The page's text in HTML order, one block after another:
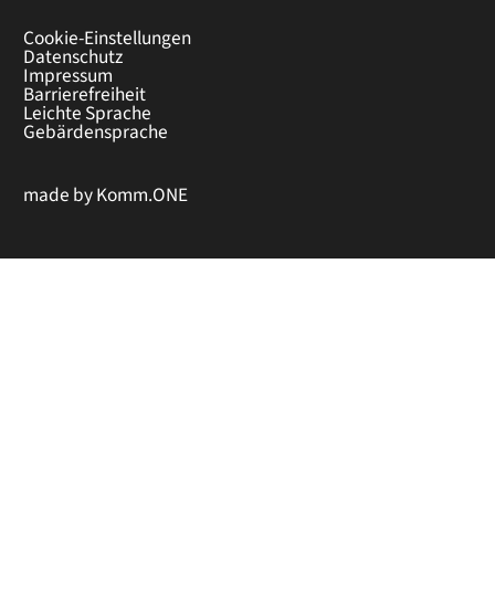
Cookie-Einstellungen
Datenschutz
Impressum
Barrierefreiheit
Leichte Sprache
Gebärdensprache
made byKomm.ONE